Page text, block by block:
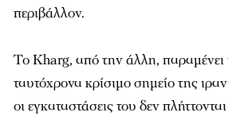
περιβάλλον.
Το Kharg, από την άλλη, παραμένει
ταυτόχρονα κρίσιμο σημείο της
οι εγκαταστάσεις του δεν